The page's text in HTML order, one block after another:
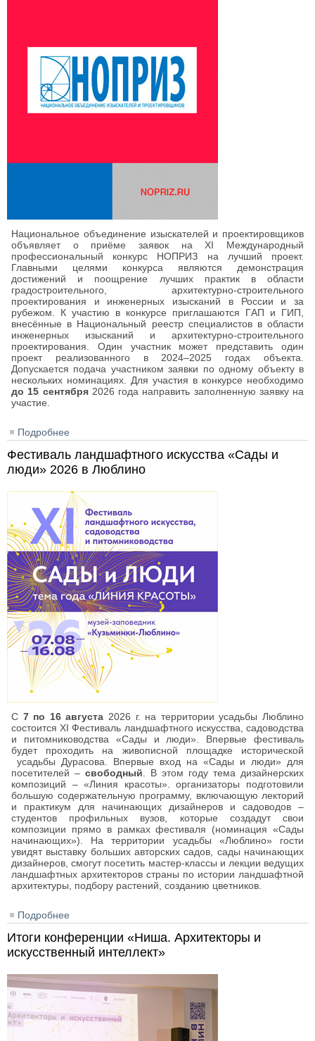
Национальное объединение изыскателей и проектировщиков
объявляет о приёме заявок на XI Международный
профессиональный конкурс НОПРИЗ на лучший проект.
Главными целями конкурса являются демонстрация
достижений и поощрение лучших практик в области
градостроительного, архитектурно-строительного
проектирования и инженерных изысканий в России и за
рубежом. К участию в конкурсе приглашаются ГAП и ГИП,
внесённые в Национальный реестр специалистов в области
инженерных изысканий и архитектурно-строительного
проектирования. Один участник может представить один
проект реализованного в 2024–2025 годах объекта.
Допускается подача участником заявки по одному объекту в
нескольких номинациях. Для участия в конкурсе необходимо
до 15 сентября2026 года направить заполненную заявку на
участие.
Подробнее
Фестиваль ландшафтного искусства «Сады и
люди» 2026 в Люблино
С 7 по 16 августа 2026 г. на территории усадьбы Люблино
состоится XI Фестиваль ландшафтного искусства, садоводства
и питомниководства «Сады и люди». Впервые фестиваль
будет проходить на живописной площадке исторической
усадьбы Дурасова. Впервые вход на «Сады и люди» для
посетителей – свободный . В этом году тема дизайнерских
композиций – «Линия красоты». организаторы подготовили
большую содержательную программу, включающую лекторий
и практикум для начинающих дизайнеров и садоводов –
студентов профильных вузов, которые создадут свои
композиции прямо в рамках фестиваля (номинация «Сады
начинающих»). На территории усадьбы «Люблино» гости
увидят выставку больших авторских садов, сады начинающих
дизайнеров, смогут посетить мастер-классы и лекции ведущих
ландшафтных архитекторов страны по истории ландшафтной
архитектуры, подбору растений, созданию цветников.
Подробнее
Итоги конференции «Ниша. Архитекторы и
искусственный интеллект»